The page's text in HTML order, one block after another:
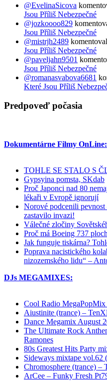
@EvelinaSicova
Jsou Příliš Nebezpečné
@jozkoooo829
Jsou Příliš Nebezpečné
@mistrjh2489 komentoval
Jsou Příliš Nebezpečné
@paveljahn9501
Jsou Příliš Nebezpečné
@romanasvabova6681
Které Jsou Příliš
Predpoveď počasia
Dokumentárne Filmy OnLine:
TOHLE SE STALO S
Gypsyina pomsta, SKdab
Proč Japonci nad 80
lékaři v Evropě ignorují
Norové podcenili
zastavilo invazi!
Válečné zločiny
Proč má Boeing 737
Jak funguje tiskárna?
Poprava nacistického
nizozemského lidu“ –
DJs MEGAMIXES:
Cool Radio
Aiustinite (trance) –
Dance Megamix August
The Ultimate Rock
Ramones
80s Greatest Hits Party
Sideways mixtape vol.62
Chromosphere (trance) –
ArCee – Funky Fresh